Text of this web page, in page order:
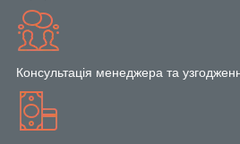
Консультація менеджера та